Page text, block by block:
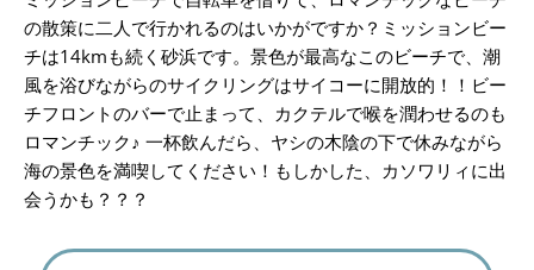
の散策に二人で行かれるのはいかがですか？ミッションビー
チは14kmも続く砂浜です。景色が最高なこのビーチで、潮
風を浴びながらのサイクリングはサイコーに開放的！！ビー
チフロントのバーで止まって、カクテルで喉を潤わせるのも
ロマンチック♪ 一杯飲んだら、ヤシの木陰の下で休みながら
海の景色を満喫してください！もしかした、カソワリィに出
会うかも？？？